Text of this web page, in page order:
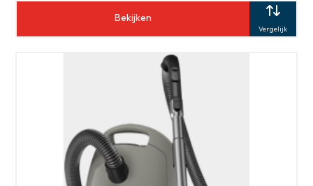
Bekijken
Vergelijk